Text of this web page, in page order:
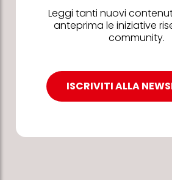
Leggi tanti nuovi
anteprima le iniziative
community.
ISCRIVITI ALLA